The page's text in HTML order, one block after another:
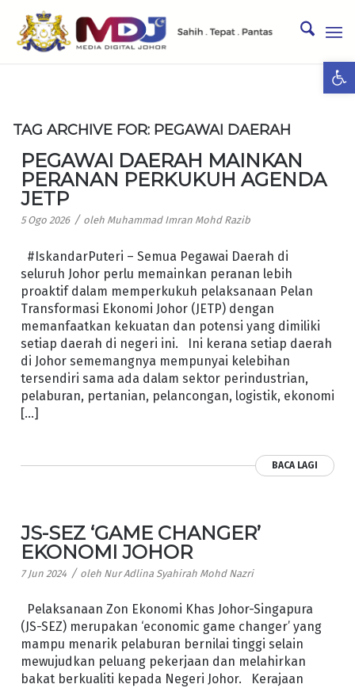
TAG ARCHIVE FOR: PEGAWAI DAERAH
PEGAWAI DAERAH MAINKAN
PERANAN PERKUKUH AGENDA
JETP
5 Ogo 2026 / oleh Muhammad Imran Mohd Razib
#IskandarPuteri – Semua Pegawai Daerah di
seluruh Johor perlu memainkan peranan lebih
proaktif dalam memperkukuh pelaksanaan Pelan
Transformasi Ekonomi Johor (JETP) dengan
memanfaatkan kekuatan dan potensi yang dimiliki
setiap daerah di negeri ini. Ini kerana setiap daerah
di Johor sememangnya mempunyai kelebihan
tersendiri sama ada dalam sektor perindustrian,
pelaburan, pertanian, pelancongan, logistik, ekonomi
[…]
BACA LAGI
JS-SEZ ‘GAME CHANGER’
EKONOMI JOHOR
7 Jun 2024 / oleh Nur Adlina Syahirah Mohd Nazri
Pelaksanaan Zon Ekonomi Khas Johor-Singapura
(JS-SEZ) merupakan ‘economic game changer’ yang
mampu menarik pelaburan bernilai tinggi selain
mewujudkan peluang pekerjaan dan melahirkan
bakat berkualiti kepada Negeri Johor. Kerajaan